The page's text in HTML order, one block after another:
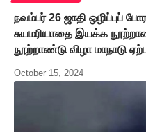
நவம்பர் 26 ஜாதி ஒழிப்புப்
சுயமரியாதை இயக்க
நூற்றாண்டு விழா மாநாடு
October 15, 2024